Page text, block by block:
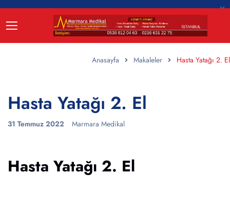
Anasayfa Makaleler Hasta Yatağı 2. El
Hasta Yatağı 2. El
31 Temmuz 2022 Marmara Medikal
Hasta Yatağı 2. El